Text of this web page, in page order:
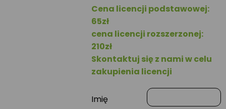
Cena licencji podstawowej:
65zł
cena licencji rozszerzonej:
210zł
Skontaktuj się z nami w celu
zakupienia licencji
Imię